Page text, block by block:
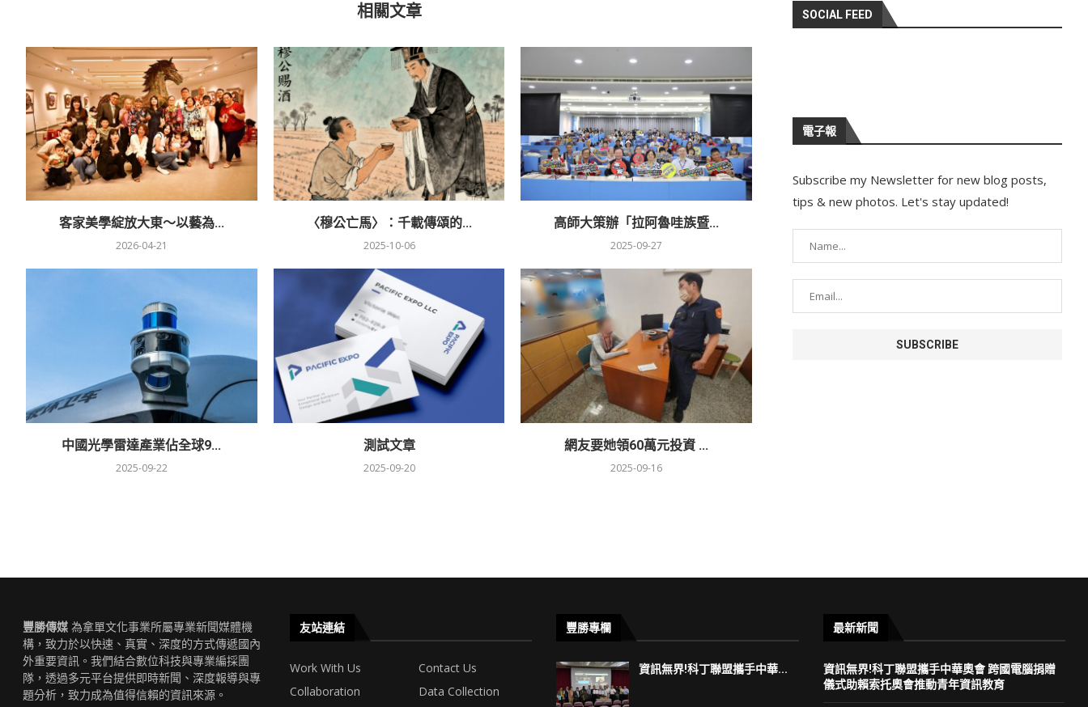
相關文章
客家美學綻放大東～以藝為...
2026-04-21
〈穆公亡馬〉：千載傳頌的...
2025-10-06
高師大策辦「拉阿魯哇族暨...
2025-09-27
中國光學雷達產業佔全球9...
2025-09-22
測試文章
2025-09-20
網友要她領60萬元投資 ...
2025-09-16
SOCIAL FEED
電子報
Subscribe my Newsletter for new blog posts,
tips & new photos. Let's stay updated!
豐勝傳媒 為拿單文化事業所屬專業新聞媒體機
構，致力於以快速、真實、深度的方式傳遞國內
外重要資訊。我們結合數位科技與專業編採團
隊，透過多元平台提供即時新聞、深度報導與專
題分析，致力成為值得信賴的資訊來源。
友站連結
Work With Us
Contact Us
Collaboration
Data Collection
豐勝專欄
資訊無界!科丁聯盟攜手中華...
最新新聞
資訊無界!科丁聯盟攜手中華奧會 跨國電腦捐贈
儀式助賴索托奧會推動青年資訊教育